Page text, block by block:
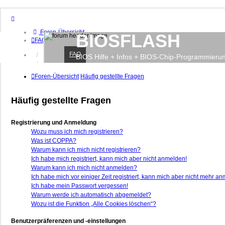
Foren-Übersicht
FAQ
Anmelden
Registrieren
BIOSFLASH
BIOS Hilfe + Infos + BIOS-Chip-
FAQ
Foren-Übersicht Häufig gestellte Fragen
Häufig gestellte Fragen
Registrierung und Anmeldung
Wozu muss ich mich registrieren?
Was ist COPPA?
Warum kann ich mich nicht registrieren?
Ich habe mich registriert, kann mich aber nicht anmelden!
Warum kann ich mich nicht anmelden?
Ich habe mich vor einiger Zeit registriert, kann mich aber nicht mehr
Ich habe mein Passwort vergessen!
Warum werde ich automatisch abgemeldet?
Wozu ist die Funktion „Alle Cookies löschen“?
Benutzerpräferenzen und -einstellungen